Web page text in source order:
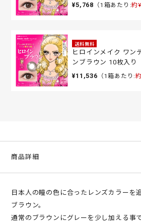
¥5,768 （1箱あたり:約
送料無料
ヒロインメイク ワン
ンブラウン 10枚入り
¥11,536 （1箱あたり:
商品詳細
日本人の瞳の色に合ったレンズカラーを
ブラウン。
通常のブラウンにグレーを少し加える事